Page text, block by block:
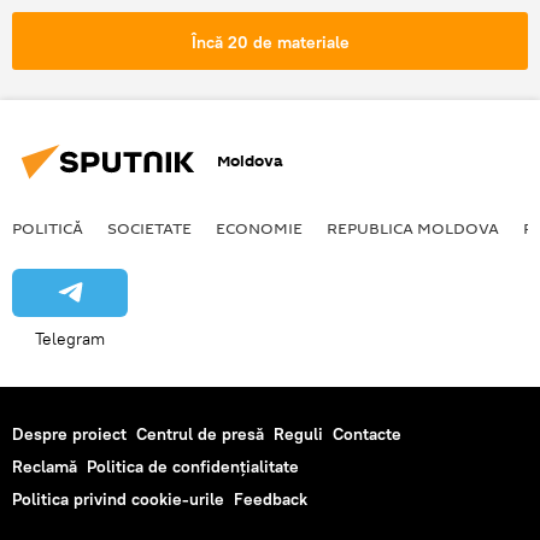
Cutremur devastator în Italia. Sute de morţi, localităţi distruse din temelie
Încă 20 de materiale
Moldova
POLITICĂ SOCIETATE ECONOMIE REPUBLICA MOLDOVA
Telegram
Despre proiect Centrul de presă Reguli Contacte
Reclamă Politica de confidențialitate
Politica privind cookie-urile Feedback